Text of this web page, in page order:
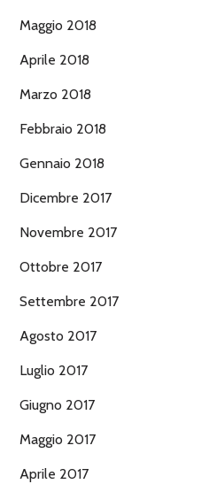
Maggio 2018
Aprile 2018
Marzo 2018
Febbraio 2018
Gennaio 2018
Dicembre 2017
Novembre 2017
Ottobre 2017
Settembre 2017
Agosto 2017
Luglio 2017
Giugno 2017
Maggio 2017
Aprile 2017